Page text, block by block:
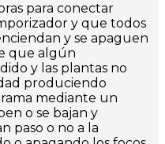
para conectar
y que todos
y se apaguen
que algún
y las plantas no
produciendo
mediante un
o se bajan y
paso o no a la